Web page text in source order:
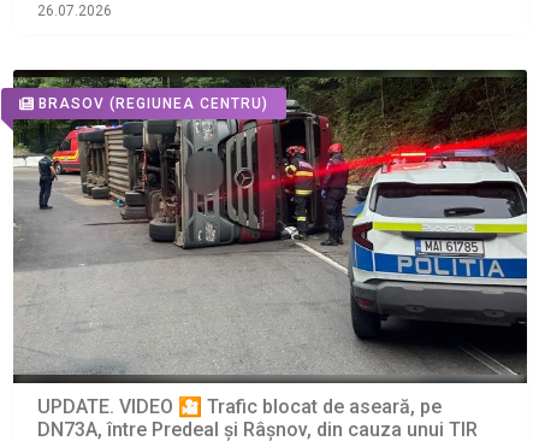
26.07.2026
BRASOV (REGIUNEA CENTRU)
UPDATE. VIDEO 🎦 Trafic blocat de aseară, pe
DN73A, între Predeal și Râșnov, din cauza unui TIR